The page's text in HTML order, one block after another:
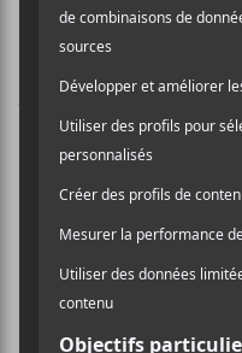
À l’été 2019,Willows,
métisse basée à
Launière, artiste
bispirituelle (basée à
le duo sami finlandais
Länsman et Viivi Maria
rencontrées pour la
commune.